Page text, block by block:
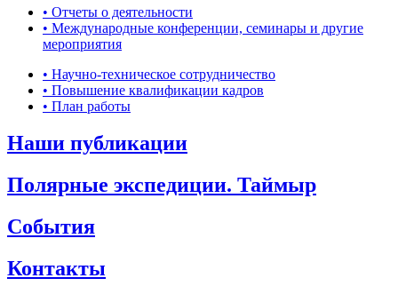
• Отчеты о деятельности
• Международные конференции, семинары и другие
мероприятия
• Научно-техническое сотрудничество
• Повышение квалификации кадров
• План работы
Наши публикации
Полярные экспедиции. Таймыр
События
Контакты